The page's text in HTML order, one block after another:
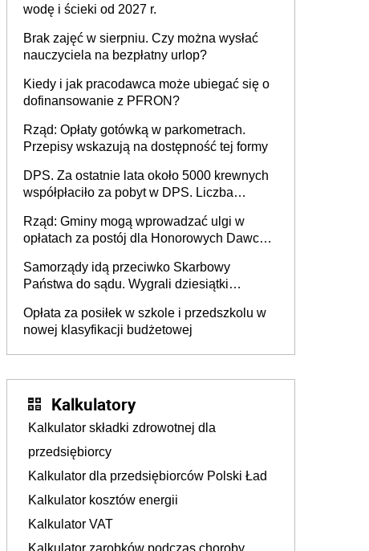
wodę i ścieki od 2027 r.
Brak zajęć w sierpniu. Czy można wysłać
nauczyciela na bezpłatny urlop?
Kiedy i jak pracodawca może ubiegać się o
dofinansowanie z PFRON?
Rząd: Opłaty gotówką w parkometrach.
Przepisy wskazują na dostępność tej formy
DPS. Za ostatnie lata około 5000 krewnych
współpłaciło za pobyt w DPS. Liczba
Rząd: Gminy mogą wprowadzać ulgi w
opłatach za postój dla Honorowych Dawców
Samorządy idą przeciwko Skarbowy
Państwa do sądu. Wygrali dziesiątki
Opłata za posiłek w szkole i przedszkolu w
nowej klasyfikacji budżetowej
Kalkulatory
Kalkulator składki zdrowotnej dla
przedsiębiorcy
Kalkulator dla przedsiębiorców Polski Ład
Kalkulator kosztów energii
Kalkulator VAT
Kalkulator zarobków podczas choroby